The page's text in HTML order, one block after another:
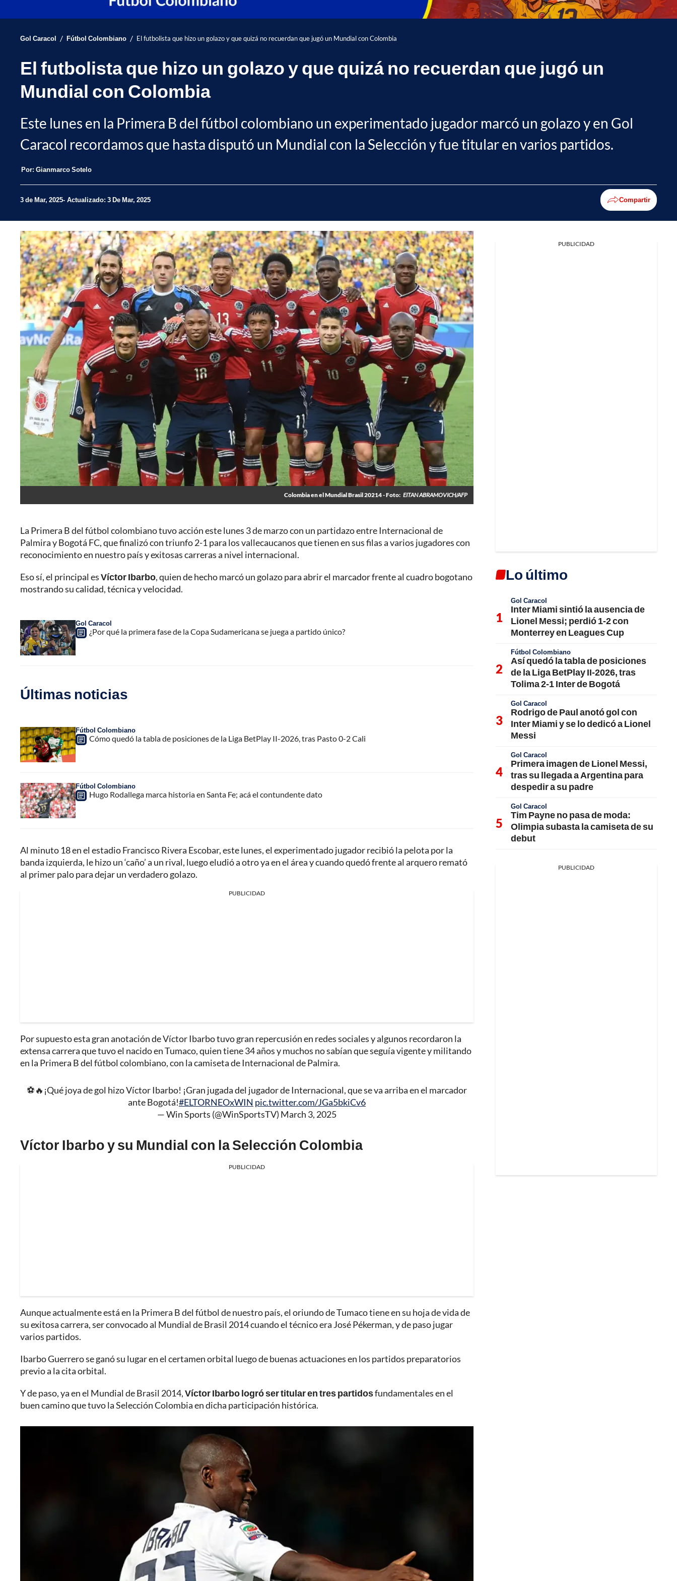
Gol Caracol / Fútbol Colombiano / El futbolista que hizo un golazo y que quizá no recuerdan que jugó un Mundial con Colombia
El futbolista que hizo un golazo y que quizá no recuerdan que jugó un
Mundial con Colombia
Este lunes en la Primera B del fútbol colombiano un experimentado jugador marcó un golazo y en Gol
Caracol recordamos que hasta disputó un Mundial con la Selección y fue titular en varios partidos.
Por: Gianmarco Sotelo
3 de Mar, 2025 Actualizado: 3 De Mar, 2025 Compartir
Colombia en el Mundial Brasil 20214 - Foto: EITAN ABRAMOVICH/AFP
La Primera B del fútbol colombiano tuvo acción este lunes 3 de marzo con un partidazo entre Internacional de
Palmira y Bogotá FC, que finalizó con triunfo 2-1 para los vallecaucanos que tienen en sus filas a varios jugadores con
reconocimiento en nuestro país y exitosas carreras a nivel internacional.
Eso sí, el principal esVíctor Ibarbo, quien de hecho marcó un golazo para abrir el marcador frente al cuadro bogotano
mostrando su calidad, técnica y velocidad.
Gol Caracol
¿Por qué la primera fase de la Copa Sudamericana se juega a partido único?
Últimas noticias
Fútbol Colombiano
Cómo quedó la tabla de posiciones de la Liga BetPlay II-2026, tras Pasto 0-2 Cali
Fútbol Colombiano
Hugo Rodallega marca historia en Santa Fe; acá el contundente dato
Al minuto 18 en el estadio Francisco Rivera Escobar, este lunes, el experimentado jugador recibió la pelota por la
banda izquierda, le hizo un ‘caño’ a un rival, luego eludió a otro ya en el área y cuando quedó frente al arquero remató
al primer palo para dejar un verdadero golazo.
PUBLICIDAD
Por supuesto esta gran anotación de Víctor Ibarbo tuvo gran repercusión en redes sociales y algunos recordaron la
extensa carrera que tuvo el nacido en Tumaco, quien tiene 34 años y muchos no sabían que seguía vigente y militando
en la Primera B del fútbol colombiano, con la camiseta de Internacional de Palmira.
⚽🔥¡Qué joya de gol hizo Víctor Ibarbo! ¡Gran jugada del jugador de Internacional, que se va arriba en el marcador
ante Bogotá!#ELTORNEOxWIN pic.twitter.com/JGa5bkiCv6
— Win Sports (@WinSportsTV) March 3, 2025
Víctor Ibarbo y su Mundial con la Selección Colombia
PUBLICIDAD
Aunque actualmente está en la Primera B del fútbol de nuestro país, el oriundo de Tumaco tiene en su hoja de vida de
su exitosa carrera, ser convocado al Mundial de Brasil 2014 cuando el técnico era José Pékerman, y de paso jugar
varios partidos.
Ibarbo Guerrero se ganó su lugar en el certamen orbital luego de buenas actuaciones en los partidos preparatorios
previo a la cita orbital.
Y de paso, ya en el Mundial de Brasil 2014,Víctor Ibarbo logró ser titular en tres partidosfundamentales en el
buen camino que tuvo la Selección Colombia en dicha participación histórica.
PUBLICIDAD
Lo último
Gol Caracol
Inter Miami sintió la ausencia de
Lionel Messi; perdió 1-2 con
Monterrey en Leagues Cup
Fútbol Colombiano
Así quedó la tabla de posiciones
de la Liga BetPlay II-2026, tras
Tolima 2-1 Inter de Bogotá
Gol Caracol
Rodrigo de Paul anotó gol con
Inter Miami y se lo dedicó a Lionel
Messi
Gol Caracol
Primera imagen de Lionel Messi,
tras su llegada a Argentina para
despedir a su padre
Gol Caracol
Tim Payne no pasa de moda:
Olimpia subasta la camiseta de su
debut
PUBLICIDAD